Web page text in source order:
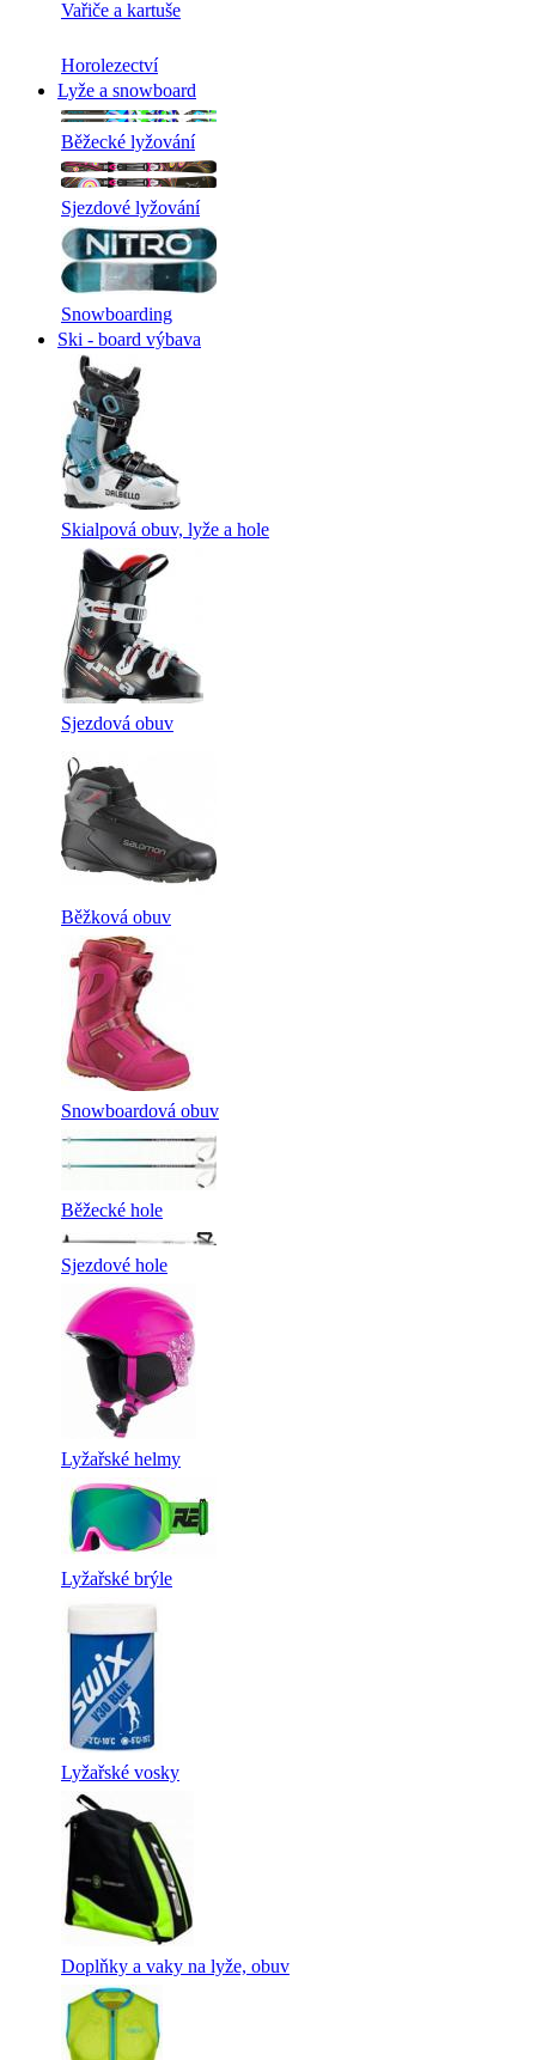
Vařiče a kartuše
Horolezectví
Lyže a snowboard
Běžecké lyžování
Sjezdové lyžování
Snowboarding
Ski - board výbava
Skialpová obuv, lyže a hole
Sjezdová obuv
Běžková obuv
Snowboardová obuv
Běžecké hole
Sjezdové hole
Lyžařské helmy
Lyžařské brýle
Lyžařské vosky
Doplňky a vaky na lyže, obuv